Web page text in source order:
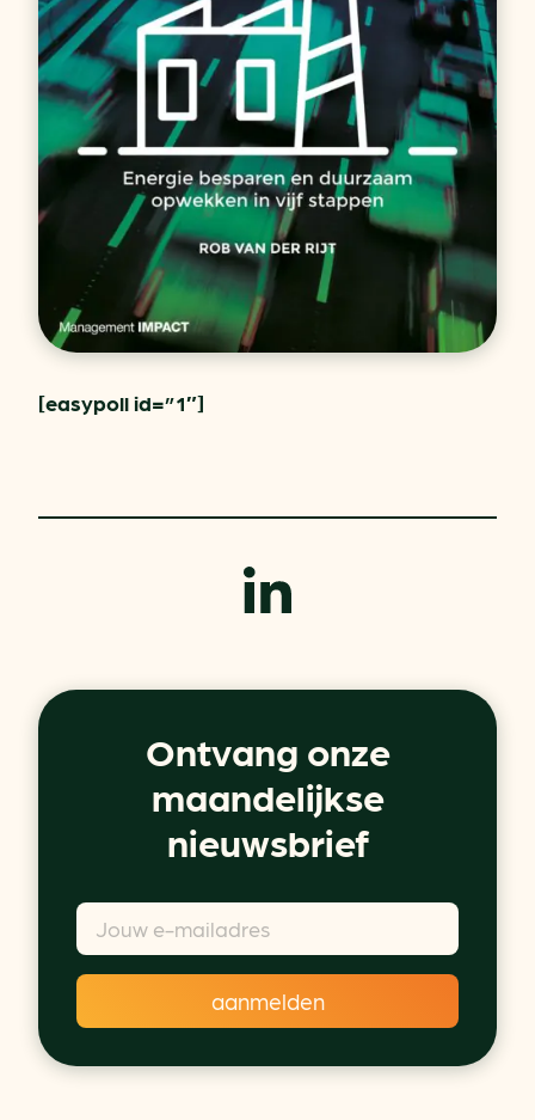
[easypoll id=”1″]
Ontvang onze
maandelijkse
nieuwsbrief